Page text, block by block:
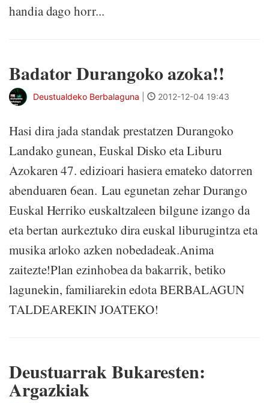
handia dago horr...
Badator Durangoko azoka!!
Deustualdeko Berbalaguna 2012-12-04 19:43
Hasi dira jada standak prestatzen Durangoko
Landako gunean, Euskal Disko eta Liburu
Azokaren 47. edizioari hasiera emateko datorren
abenduaren 6ean. Lau egunetan zehar Durango
Euskal Herriko euskaltzaleen bilgune izango da
eta bertan aurkeztuko dira euskal liburugintza eta
musika arloko azken nobedadeak.Anima
zaitezte!Plan ezinhobea da bakarrik, betiko
lagunekin, familiarekin edota BERBALAGUN
TALDEAREKIN JOATEKO!
Deustuarrak Bukaresten:
Argazkiak